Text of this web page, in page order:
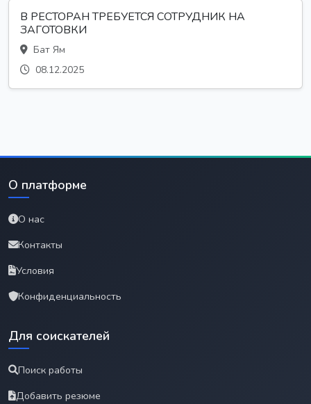
В РЕСТОРАН ТРЕБУЕТСЯ СОТРУДНИК НА
ЗАГОТОВКИ
Бат Ям
08.12.2025
О платформе
О нас
Контакты
Условия
Конфиденциальность
Для соискателей
Поиск работы
Добавить резюме